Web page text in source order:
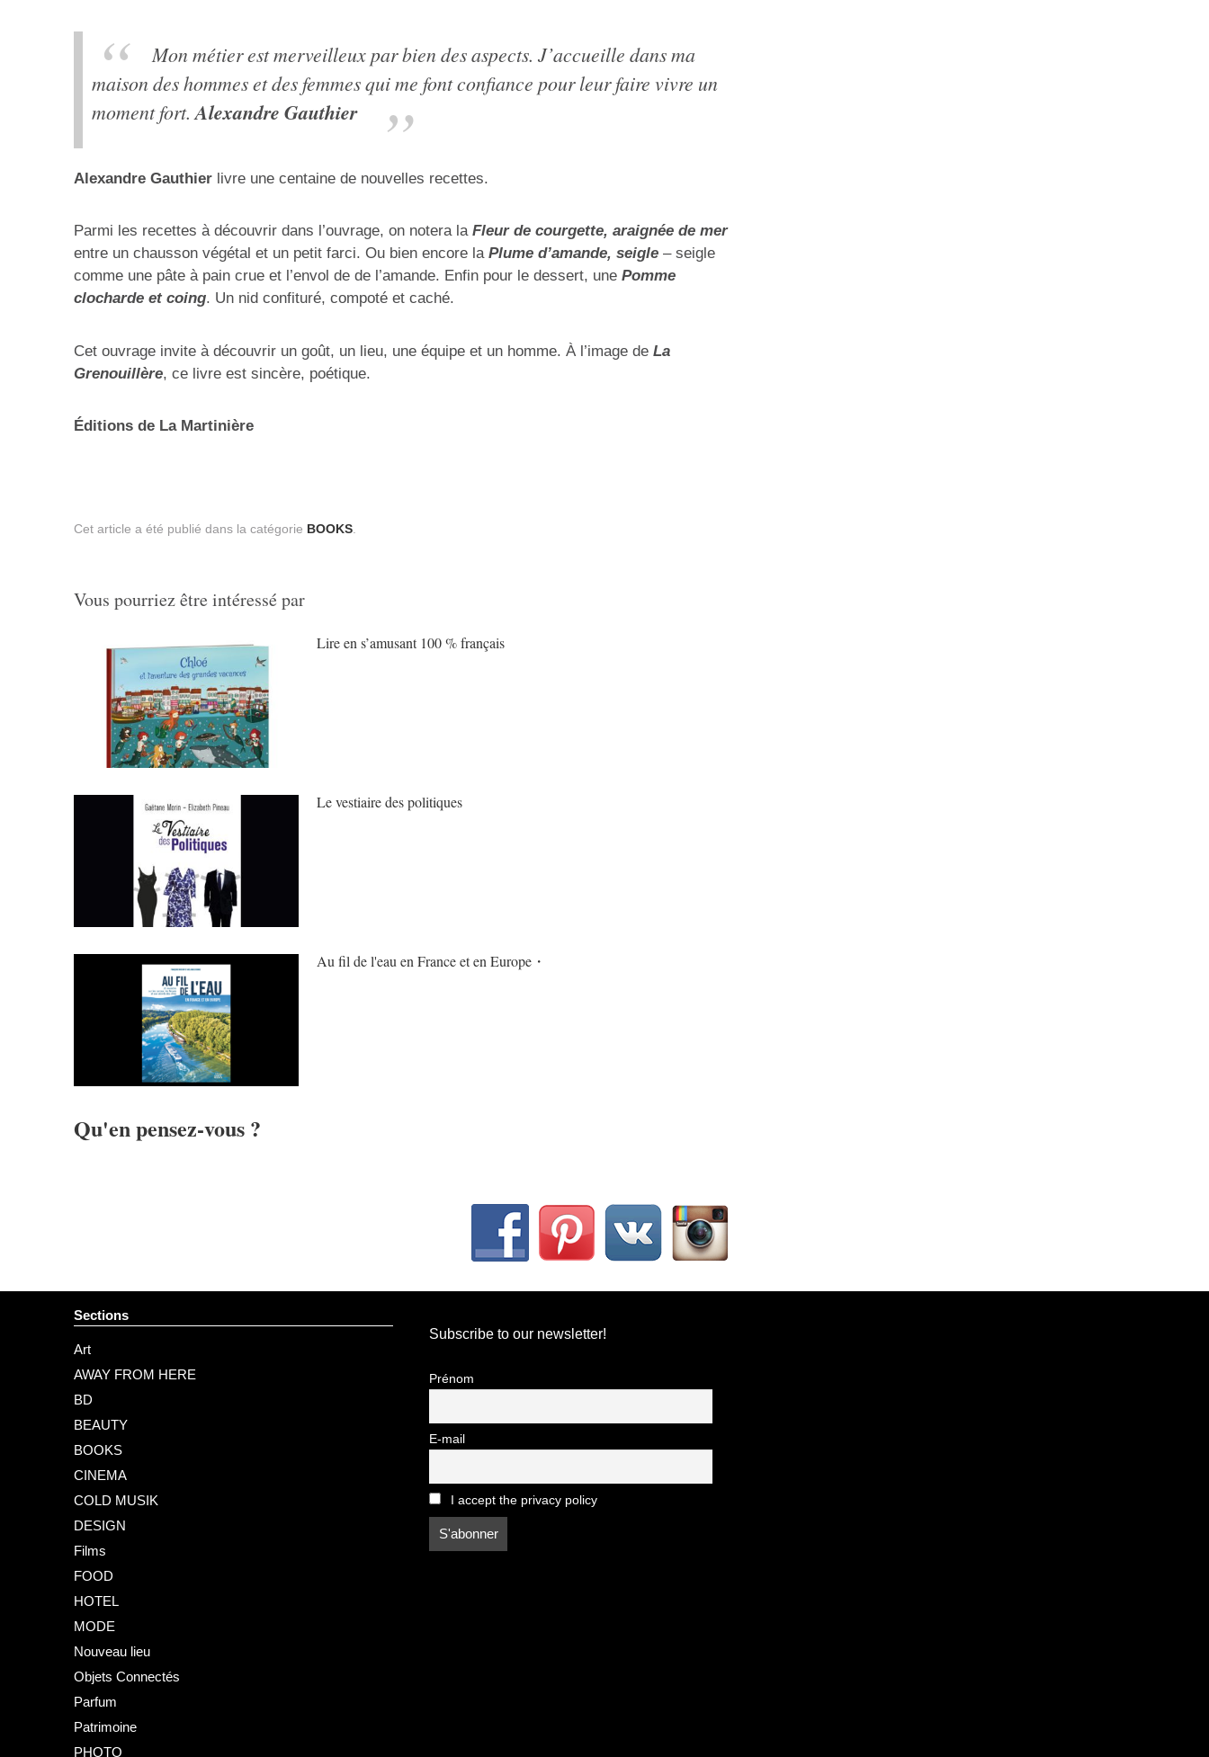
Mon métier est merveilleux par bien des aspects. J’accueille dans ma
maison des hommes et des femmes qui me font confiance pour leur faire vivre un
moment fort.Alexandre Gauthier
Alexandre Gauthier livre une centaine de nouvelles recettes.
Parmi les recettes à découvrir dans l’ouvrage, on notera la Fleur de courgette, araignée de mer
entre un chausson végétal et un petit farci. Ou bien encore la Plume d’amande, seigle – seigle
comme une pâte à pain crue et l’envol de de l’amande. Enfin pour le dessert, une Pomme
clocharde et coing. Un nid confituré, compoté et caché.
Cet ouvrage invite à découvrir un goût, un lieu, une équipe et un homme. À l’image de La
Grenouillère, ce livre est sincère, poétique.
Éditions de La Martinière
Cet article a été publié dans la catégorie BOOKS.
Vous pourriez être intéressé par
Lire en s’amusant 100 % français
Le vestiaire des politiques
Au fil de l'eau en France et en Europe・
Qu'en pensez-vous ?
Sections
Art
AWAY FROM HERE
BD
BEAUTY
BOOKS
CINEMA
COLD MUSIK
DESIGN
Films
FOOD
HOTEL
MODE
Nouveau lieu
Objets Connectés
Parfum
Patrimoine
PHOTO
Subscribe to our newsletter!
Prénom
E-mail
I accept the privacy policy